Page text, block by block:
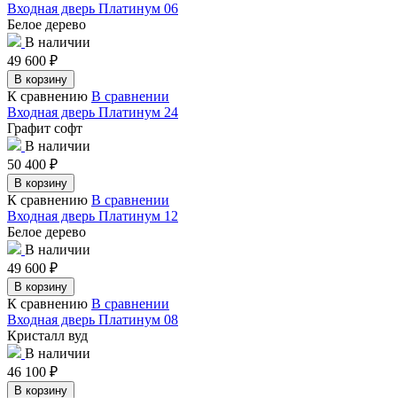
Входная дверь Платинум 06
Белое дерево
В наличии
49 600 ₽
В корзину
К сравнению В сравнении
Входная дверь Платинум 24
Графит софт
В наличии
50 400 ₽
В корзину
К сравнению В сравнении
Входная дверь Платинум 12
Белое дерево
В наличии
49 600 ₽
В корзину
К сравнению В сравнении
Входная дверь Платинум 08
Кристалл вуд
В наличии
46 100 ₽
В корзину